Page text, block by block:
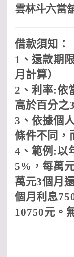
雲林斗六當
借款須知：
1 、還款期限
月計算）
2 、利率:依
高於百分之
3 、依據個
條件不同，
4 、範例 :以
5% ，每萬
萬元3個月
個月利息
10750元。